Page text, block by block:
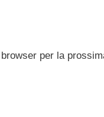
per la